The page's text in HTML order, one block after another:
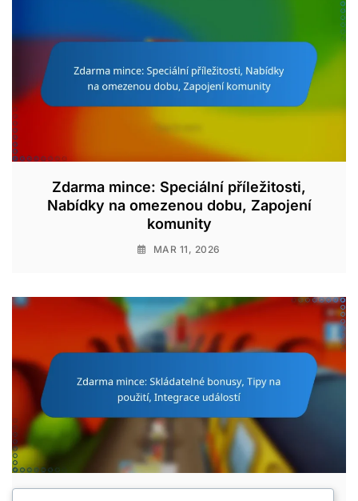
Zdarma mince: Speciální příležitosti,
Nabídky na omezenou dobu, Zapojení
komunity
MAR 11, 2026